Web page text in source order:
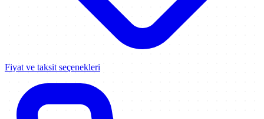
Fiyat ve taksit seçenekleri